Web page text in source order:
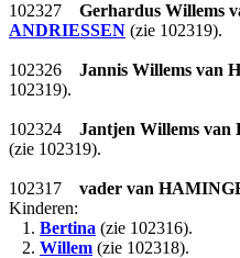
102327 Gerhardus Willems
ANDRIESSEN (zie 102319).
102326 Jannis Willems van
102319).
102324 Jantjen Willems van
(zie 102319).
102317 vader van
Kinderen:
1. Bertina (zie 102316).
2. Willem (zie 102318).